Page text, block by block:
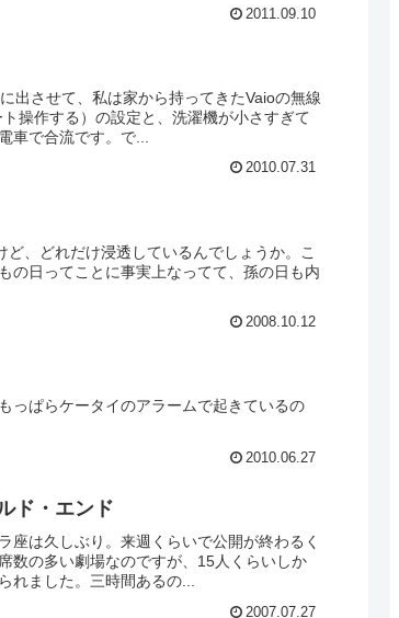
2011.09.10
出させて、私は家から持ってきたVaioの無線
操作する）の設定と、洗濯機が小さすぎて
車で合流です。で...
2010.07.31
ど、どれだけ浸透しているんでしょうか。こ
の日ってことに事実上なってて、孫の日も内
2008.10.12
っぱらケータイのアラームで起きているの
2010.06.27
ド・エンド
座は久しぶり。来週くらいで公開が終わるく
数の多い劇場なのですが、15人くらいしか
れました。三時間あるの...
2007.07.27